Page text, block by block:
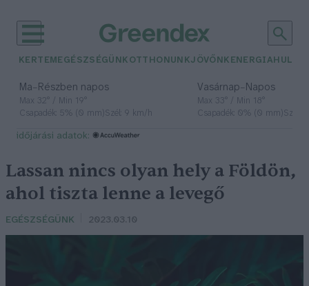
KERTEM EGÉSZSÉGÜNK OTTHONUNKJÖVŐNK ENERGIA
Ma– Részben napos
Max 32° / Min 19°
Csapadék: 5% (0 mm)Szél: 9 km/h
Vasárnap– Napos
Max 33° / Min 18°
Csapadék: 0% (0 mm)Szél:
időjárási adatok:
Lassan nincs olyan hely a Földön,
ahol tiszta lenne a levegő
EGÉSZSÉGÜNK 2023.03.10